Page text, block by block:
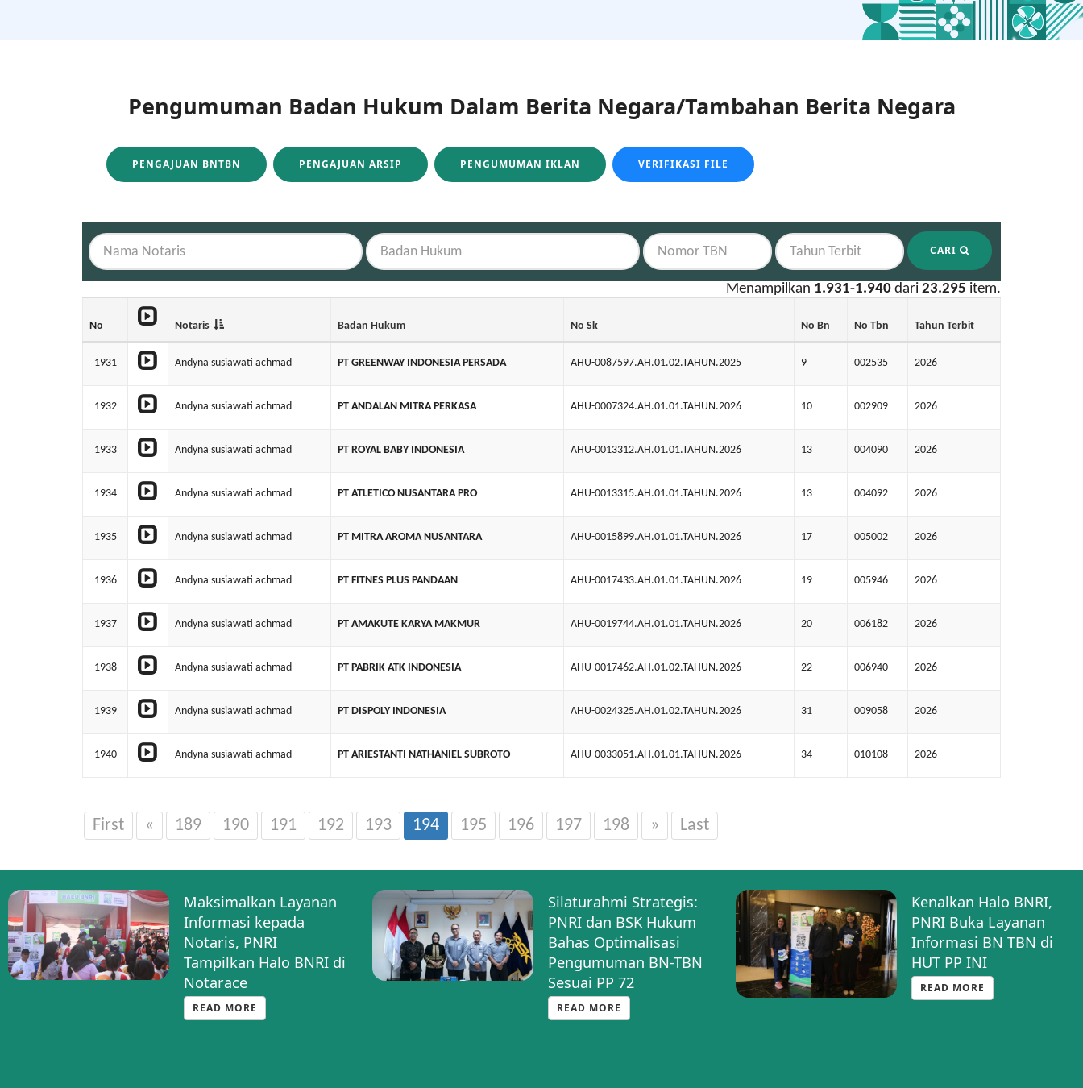
Pengumuman Badan Hukum Dalam Berita Negara/Tambahan Berita Negara
PENGAJUAN BNTBN PENGAJUAN ARSIP PENGUMUMAN IKLAN VERIFIKASI FILE
CARI
Menampilkan 1.931-1.940 dari 23.295 item.
No Notaris Badan Hukum No Sk No Bn No Tbn Tahun Terbit
1931 Andyna susiawati achmad PT GREENWAY INDONESIA PERSADA AHU-0087597.AH.01.02.TAHUN.2025 9 002535 2026
1932 Andyna susiawati achmad PT ANDALAN MITRA PERKASA AHU-0007324.AH.01.01.TAHUN.2026 10 002909 2026
1933 Andyna susiawati achmad PT ROYAL BABY INDONESIA AHU-0013312.AH.01.01.TAHUN.2026 13 004090 2026
1934 Andyna susiawati achmad PT ATLETICO NUSANTARA PRO AHU-0013315.AH.01.01.TAHUN.2026 13 004092 2026
1935 Andyna susiawati achmad PT MITRA AROMA NUSANTARA AHU-0015899.AH.01.01.TAHUN.2026 17 005002 2026
1936 Andyna susiawati achmad PT FITNES PLUS PANDAAN AHU-0017433.AH.01.01.TAHUN.2026 19 005946 2026
1937 Andyna susiawati achmad PT AMAKUTE KARYA MAKMUR AHU-0019744.AH.01.01.TAHUN.2026 20 006182 2026
1938 Andyna susiawati achmad PT PABRIK ATK INDONESIA AHU-0017462.AH.01.02.TAHUN.2026 22 006940 2026
1939 Andyna susiawati achmad PT DISPOLY INDONESIA AHU-0024325.AH.01.02.TAHUN.2026 31 009058 2026
1940 Andyna susiawati achmad PT ARIESTANTI NATHANIEL SUBROTO AHU-0033051.AH.01.01.TAHUN.2026 34 010108 2026
First « 189 190 191 192 193 194 195 196 197 198 » Last
Maksimalkan Layanan
Informasi kepada
Notaris, PNRI
Tampilkan Halo BNRI di
Notarace
READ MORE
Silaturahmi Strategis:
PNRI dan BSK Hukum
Bahas Optimalisasi
Pengumuman BN-TBN
Sesuai PP 72
READ MORE
Kenalkan Halo BNRI,
PNRI Buka Layanan
Informasi BN TBN di
HUT PP INI
READ MORE